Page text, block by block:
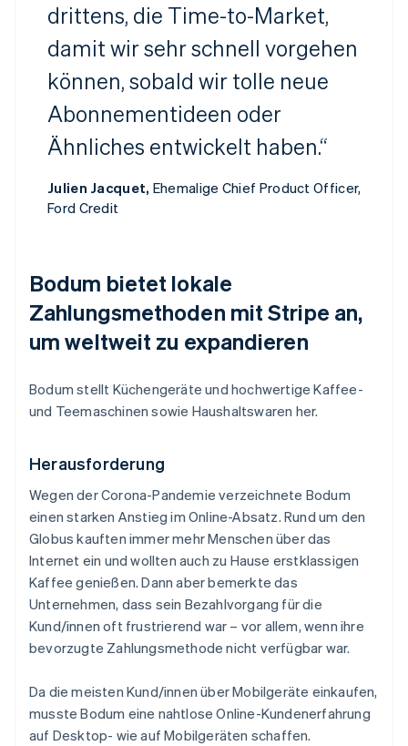
drittens, die Time-to-Market,
damit wir sehr schnell vorgehen
können, sobald wir tolle neue
Abonnementideen oder
Ähnliches entwickelt haben.“
Julien Jacquet, Ehemalige Chief Product Officer,
Ford Credit
Bodum bietet lokale
Zahlungsmethoden mit Stripe an,
um weltweit zu expandieren
Bodum stellt Küchengeräte und hochwertige Kaffee-
und Teemaschinen sowie Haushaltswaren her.
Herausforderung
Wegen der Corona-Pandemie verzeichnete Bodum
einen starken Anstieg im Online-Absatz. Rund um den
Globus kauften immer mehr Menschen über das
Internet ein und wollten auch zu Hause erstklassigen
Kaffee genießen. Dann aber bemerkte das
Unternehmen, dass sein Bezahlvorgang für die
Kund/innen oft frustrierend war – vor allem, wenn ihre
bevorzugte Zahlungsmethode nicht verfügbar war.
Da die meisten Kund/innen über Mobilgeräte einkaufen,
musste Bodum eine nahtlose Online-Kundenerfahrung
auf Desktop- wie auf Mobilgeräten schaffen.